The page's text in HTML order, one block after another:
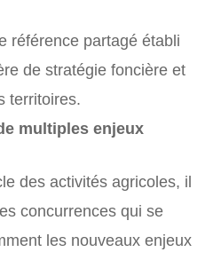
référence partagé établi
de stratégie foncière et
territoires.
multiples enjeux
des activités agricoles, il
concurrences qui se
les nouveaux enjeux